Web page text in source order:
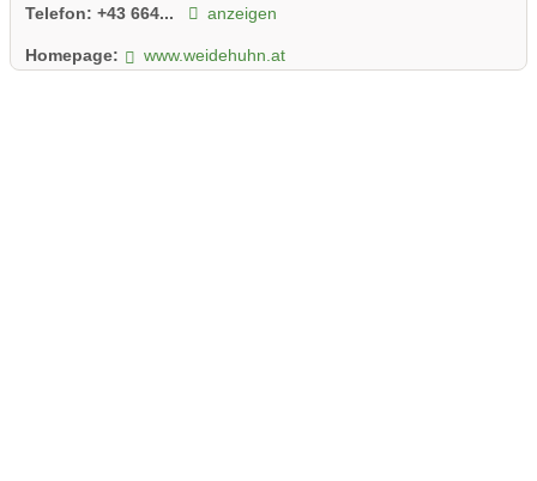
informieren, wenn der nächste Abholungstermin fest
Telefon: +43 664... anzeigen
Homepage: www.weidehuhn.at